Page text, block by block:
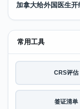
加拿大给外国医生
常用工具
CRS评估
签证清单